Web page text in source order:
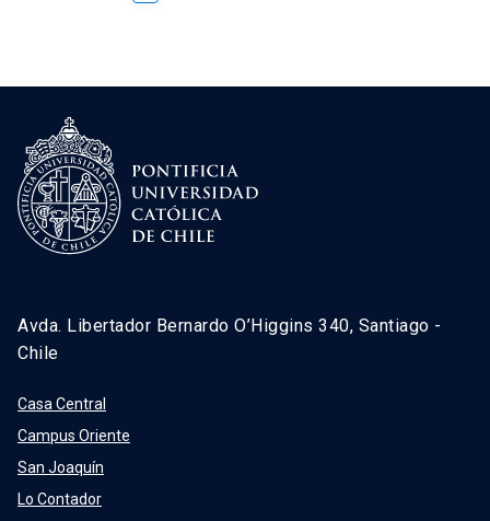
Avda. Libertador Bernardo O’Higgins 340, Santiago -
Chile
Casa Central
Campus Oriente
San Joaquín
Lo Contador